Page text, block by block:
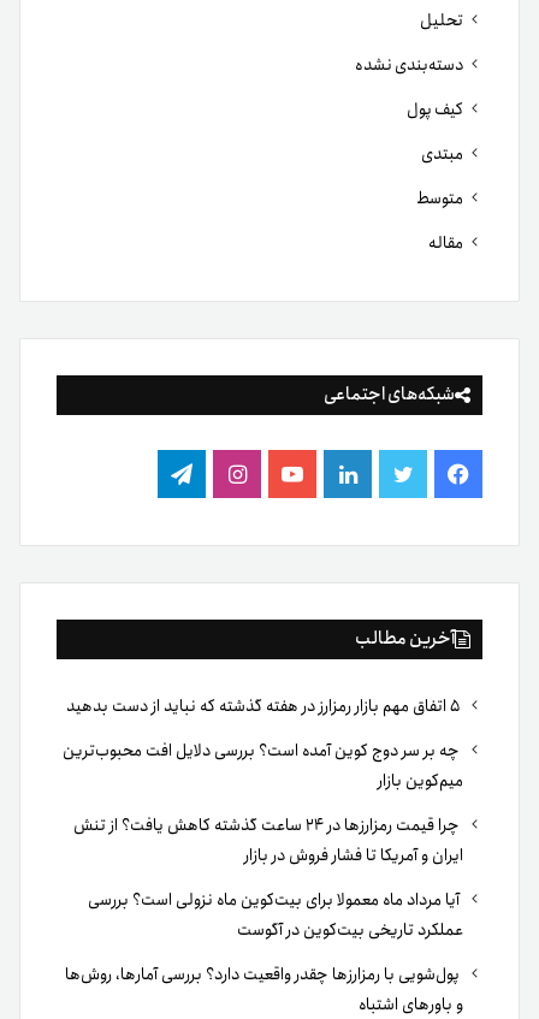
تحلیل
دسته‌بندی نشده
کیف پول
مبتدی
متوسط
مقاله
شبکه‌های اجتماعی
فیس
بوک
توییتر لینکدینیوتیوباینستاگرام
تلگرام
آخرین مطالب
چه بر سر دوج کوین آمده است؟ بررسی دلایل افت محبوب‌ترین
میم‌کوین بازار
چرا قیمت رمزارزها در ۲۴ ساعت گذشته کاهش یافت؟ از تنش
ایران و آمریکا تا فشار فروش در بازار
آیا مرداد ماه معمولا برای بیت‌کوین ماه نزولی است؟ بررسی
عملکرد تاریخی بیت‌کوین در آگوست
پول‌شویی با رمزارزها چقدر واقعیت دارد؟ بررسی آمارها، روش‌ها
و باورهای اشتباه